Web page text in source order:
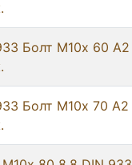
Болт М10х 60 А2
Болт М10х 70 А2